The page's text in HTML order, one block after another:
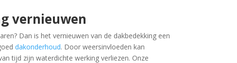
vernieuwen
Dan is het vernieuwen van de dakbedekking een
dakonderhoud. Door weersinvloeden kan
tijd zijn waterdichte werking verliezen. Onze